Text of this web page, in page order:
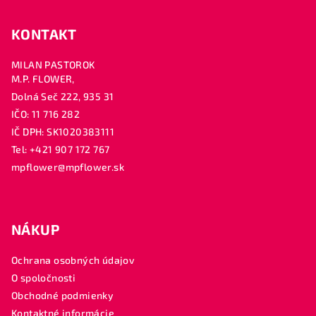
KONTAKT
MILAN PASTOROK
M.P. FLOWER,
Dolná Seč 222, 935 31
IČO: 11 716 282
IČ DPH: SK1020383111
Tel: +421 907 172 767
mpflower@mpflower.sk
NÁKUP
Ochrana osobných údajov
O spoločnosti
Obchodné podmienky
Kontaktné informácie